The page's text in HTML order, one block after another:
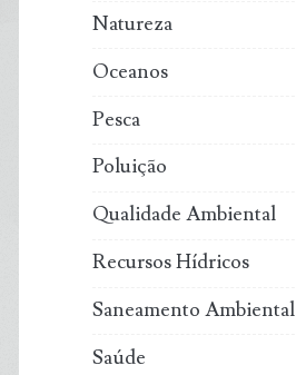
Natureza
Oceanos
Pesca
Poluição
Qualidade Ambiental
Recursos Hídricos
Saneamento Ambiental
Saúde